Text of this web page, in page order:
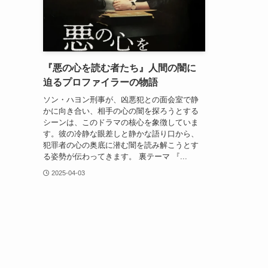
『悪の心を読む者たち』人間の闇に
迫るプロファイラーの物語
ソン・ハヨン刑事が、凶悪犯との面会室で静
かに向き合い、相手の心の闇を探ろうとする
シーンは、このドラマの核心を象徴していま
す。彼の冷静な眼差しと静かな語り口から、
犯罪者の心の奥底に潜む闇を読み解こうとす
る姿勢が伝わってきます。 裏テーマ 『...
2025-04-03